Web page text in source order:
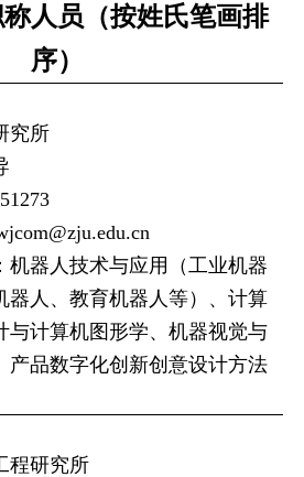
人员（按姓氏笔画排
序）
究所
机器人技术与应用（工业机器
器人、教育机器人等）、计算
与计算机图形学、机器视觉与
产品数字化创新创意设计方法
程研究所